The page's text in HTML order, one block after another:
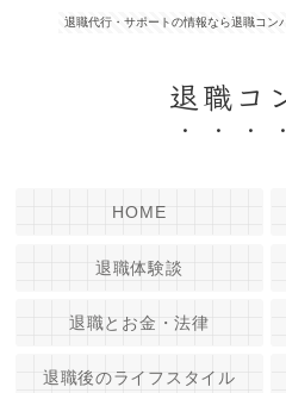
退職代行・サポートの情報なら退職コン
退職コ
HOME
退職体験談
退職とお金・法律
退職後のライフスタイル